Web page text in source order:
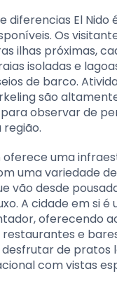
diferencias El Nido
Os
ilhas próximas,
isoladas e
de barco.
são
observar de
oferece uma
uma variedade
vão desde
A cidade em si é
oferecendo
restaurantes e
de pratos
com vistas